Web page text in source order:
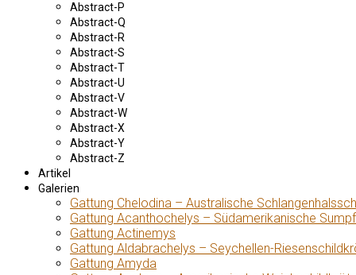
Abstract-P
Abstract-Q
Abstract-R
Abstract-S
Abstract-T
Abstract-U
Abstract-V
Abstract-W
Abstract-X
Abstract-Y
Abstract-Z
Artikel
Galerien
Gattung Chelodina – Australische
Gattung Acanthochelys – Südamerikanische
Gattung Actinemys
Gattung Aldabrachelys – Seychellen-
Gattung Amyda